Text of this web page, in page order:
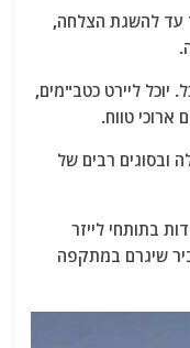
עד להשגת הצלחה,
יוכל ליירט כטב"מים,
ארוכי טווח.
ובסוגים רבים של
בתותחי לייזר
שיגרם במתקפה